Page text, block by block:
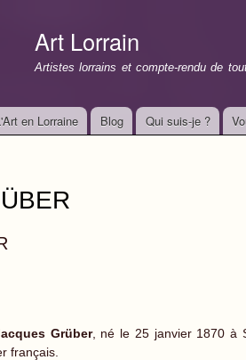
Art Lorrain
Artistes lorrains et compte-rendu de
en Lorraine Blog Qui suis-je ?
Grüber, né le 25 janvier 1870 à
français.